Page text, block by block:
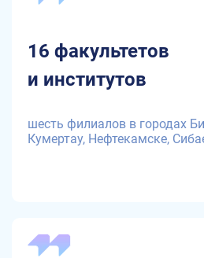
16 факультетов
и институтов
шесть филиалов в городах
Кумертау, Нефтекамске,